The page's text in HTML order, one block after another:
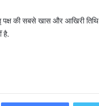
पक्ष की सबसे खास और आखिरी तिथि
है.